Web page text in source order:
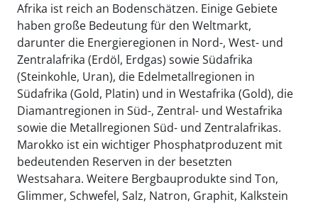
Afrika ist reich an Bodenschätzen. Einige Gebiete
haben große Bedeutung für den Weltmarkt,
darunter die Energieregionen in Nord-, West- und
Zentralafrika (Erdöl, Erdgas) sowie Südafrika
(Steinkohle, Uran), die Edelmetallregionen in
Südafrika (Gold, Platin) und in Westafrika (Gold), die
Diamantregionen in Süd-, Zentral- und Westafrika
sowie die Metallregionen Süd- und Zentralafrikas.
Marokko ist ein wichtiger Phosphatproduzent mit
bedeutenden Reserven in der besetzten
Westsahara. Weitere Bergbauprodukte sind Ton,
Glimmer, Schwefel, Salz, Natron, Graphit, Kalkstein